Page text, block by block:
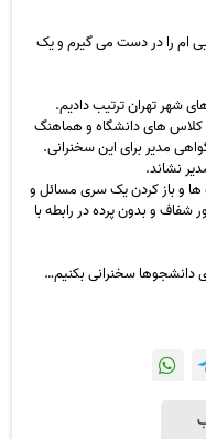
ام را در دست می گیرم و یک
شهر تهران ترتیب دادیم.
کلاس های دانشگاه و هماهنگ
مدیر برای این سخنرانی.
نشاند.
و باز کردن یک سری مسائل و
و بدون پرده در رابطه با
دانشجوها سخنرانی بکنیم…